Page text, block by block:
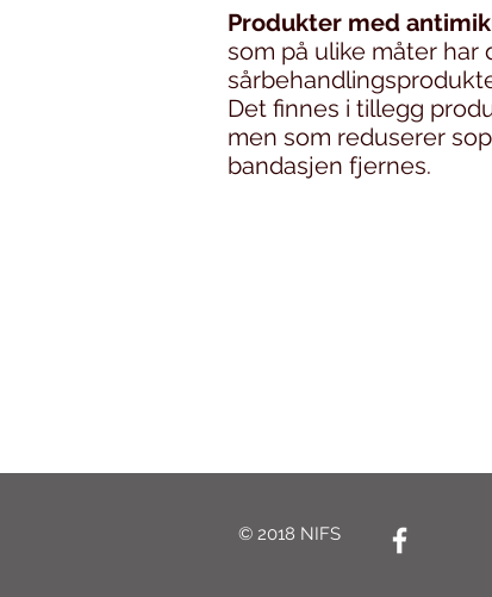
Produkter med
som på ulike måter
Det finnes i tillegg
men som reduserer
bandasjen fjernes.
© 2018 NIFS